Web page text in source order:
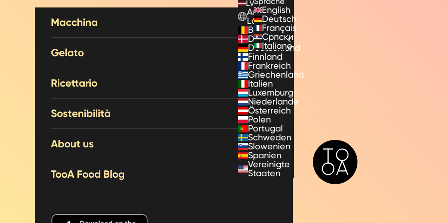
Weiter zum Inhalt
TooA
LV
Andere
Länder
Belgien
Dänemark
Deutschland
Finnland
Frankreich
Griechenland
Italien
Luxemburg
Niederlande
Österreich
Polen
Portugal
Schweden
Slowenien
Spanien
Vereinigte
Staaten
English
Deutsch
Français
Српски
Italiano
Macchina
Gelato
Ricettario
Sostenibilità
About us
TooA Food Blog